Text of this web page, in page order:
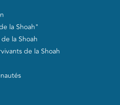
la Shoah"
la Shoah
de la Shoah